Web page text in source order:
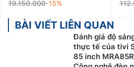
19.150.000-15%
BÀI VIẾT LIÊN QUAN
Đánh giá độ
thực tế của tivi
85 inch